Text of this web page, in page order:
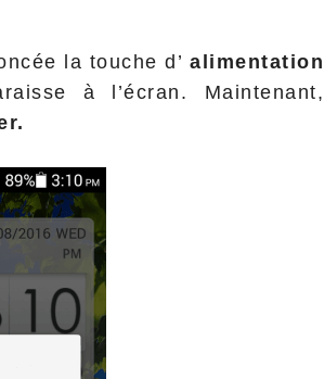
la touche d’ alimentation
à l’écran. Maintenant,